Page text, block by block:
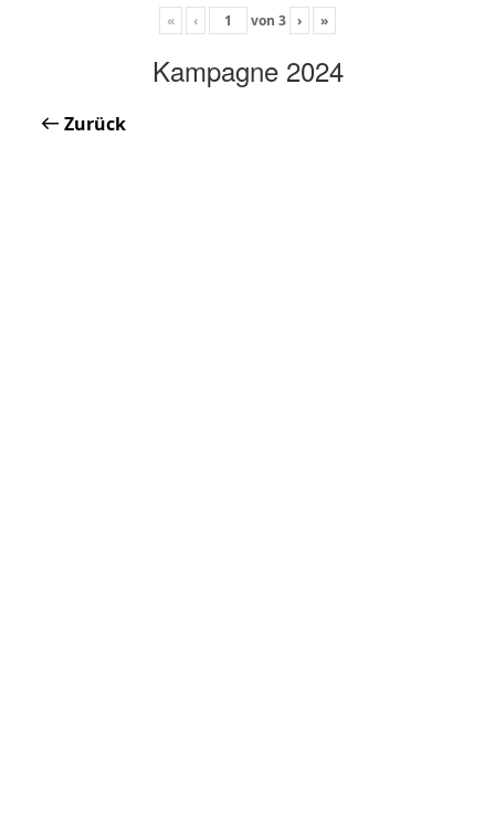
« ‹ von 3 › »
Kampagne 2024
Zurück